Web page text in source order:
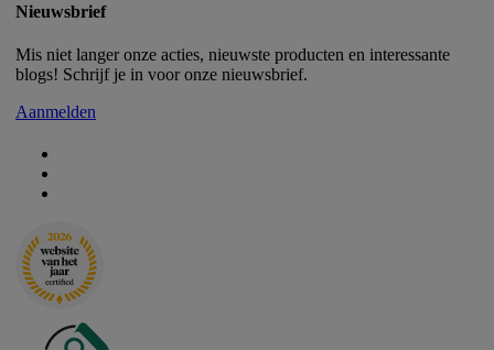
Nieuwsbrief
Mis niet langer onze acties, nieuwste producten en interessante
blogs! Schrijf je in voor onze nieuwsbrief.
Aanmelden